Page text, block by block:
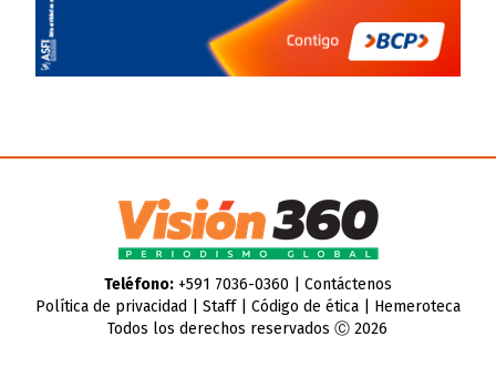
Teléfono:+591 7036-0360 | Contáctenos
Política de privacidad
Staff| Código de ética| Hemeroteca
Todos los derechos reservados Ⓒ 2026